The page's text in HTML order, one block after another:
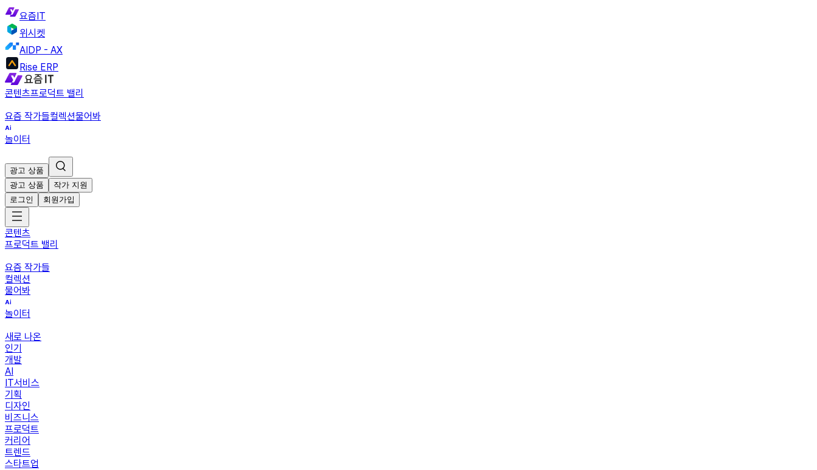
요즘IT
위시켓
AIDP - AX
Rise ERP
콘텐츠프로덕트 밸리
요즘 작가들컬렉션물어봐
놀이터
광고 상품
광고 상품
작가 지원
로그인
회원가입
콘텐츠
프로덕트 밸리
요즘 작가들
컬렉션
물어봐
놀이터
새로 나온
인기
개발
AI
IT서비스
기획
디자인
비즈니스
프로덕트
커리어
트렌드
스타트업